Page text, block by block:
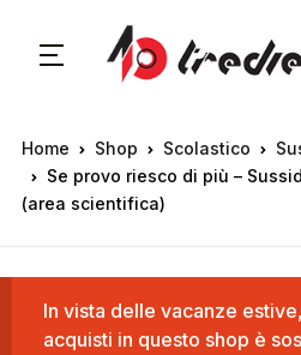
Home Shop Scolastico
Se provo riesco di più –
(area scientifica)
In vista delle vacanze
acquisti in questo shop è